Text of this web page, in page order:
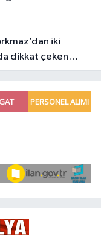
dikkat çeken